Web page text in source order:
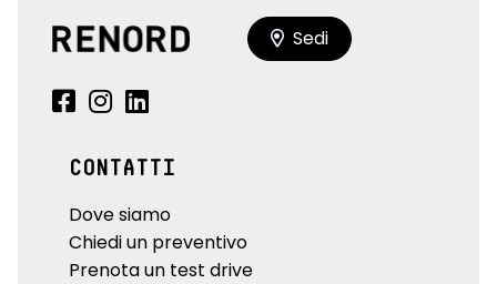
Sedi
CONTATTI
Dove siamo
Chiedi un preventivo
Prenota un test drive